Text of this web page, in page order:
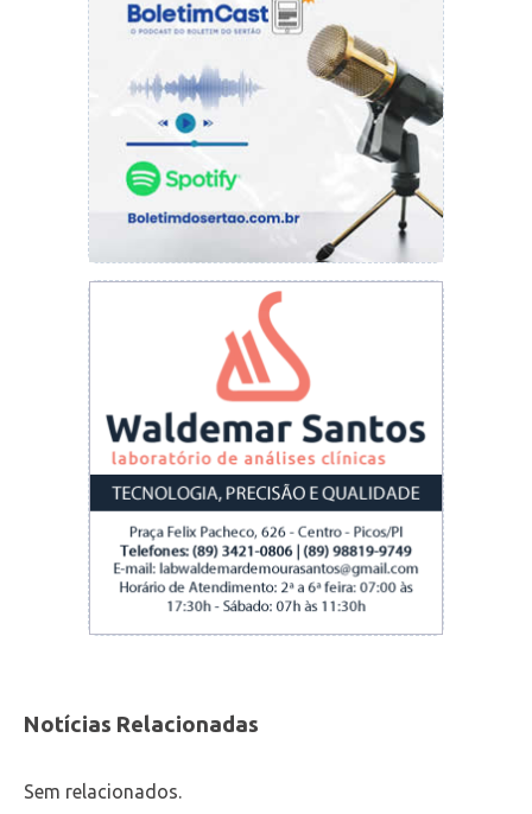
Notícias Relacionadas
Sem relacionados.